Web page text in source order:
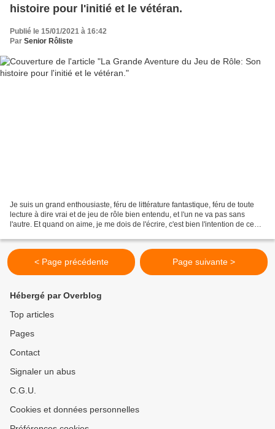
histoire pour l'initié et le vétéran.
Publié le 15/01/2021 à 16:42
Par Senior Rôliste
Je suis un grand enthousiaste, féru de littérature fantastique, féru de toute
lecture à dire vrai et de jeu de rôle bien entendu, et l'un ne va pas sans
l'autre. Et quand on aime, je me dois de l'écrire, c'est bien l'intention de ce
< Page précédente Page suivante >
Hébergé par Overblog
Top articles
Pages
Contact
Signaler un abus
C.G.U.
Cookies et données personnelles